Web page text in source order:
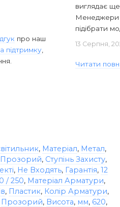
про наш
підтримку
виглядає
Менеджери
підібрати
13 Серпня,
Читати
, Матеріал, Метал,
Прозорий, Ступінь Захисту,
, Не Входять, Гарантія, 12
/ 250, Матеріал Арматури,
, Пластик, Колір Арматури,
Прозорий, Висота, мм, 620,